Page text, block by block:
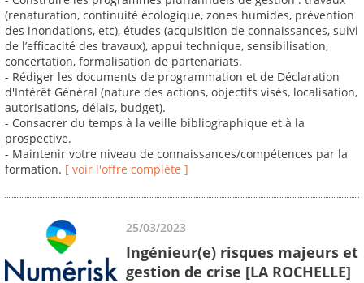
(renaturation, continuité écologique, zones humides, prévention
des inondations, etc), études (acquisition de connaissances, suivi
de l’efficacité des travaux), appui technique, sensibilisation,
concertation, formalisation de partenariats.
- Rédiger les documents de programmation et de Déclaration
d'Intérêt Général (nature des actions, objectifs visés, localisation,
autorisations, délais, budget).
- Consacrer du temps à la veille bibliographique et à la
prospective.
- Maintenir votre niveau de connaissances/compétences par la
formation. [ voir l'offre complète ]
25/03/2023
Ingénieur(e) risques majeurs et
gestion de crise [LA ROCHELLE]